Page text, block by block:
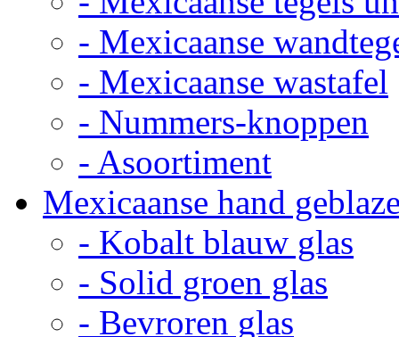
- Mexicaanse
- Mexicaanse wastafel
- Nummers-knoppen
- Asoortiment
Mexicaanse hand
- Kobalt blauw glas
- Solid groen glas
- Bevroren glas